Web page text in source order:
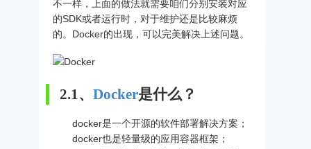
不一样，上面的做法就需要咱们分别安装对应
的SDK或者运行时，对于维护还是比较麻烦
的。Docker的出现，可以完美解决上述问题。
2.1、Docker是什么？
docker是一个开源的软件部署解决方案；
docker也是轻量级的应用容器框架；